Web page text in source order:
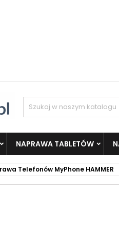
NAPRAWA TABLETÓW
Telefonów MyPhone HAMMER